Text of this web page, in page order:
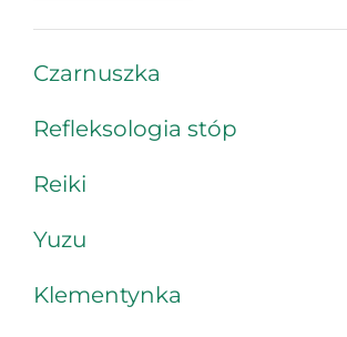
Czarnuszka
Refleksologia stóp
Reiki
Yuzu
Klementynka